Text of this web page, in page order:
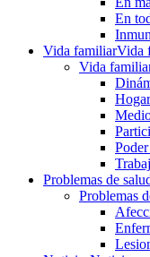
En
Vida familiarVida
Vida
Problemas de
Problemas